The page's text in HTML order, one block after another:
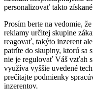
personalizovať takto
Prosím berte na vedomie,
reklamy určitej skupine
reagovať, takýto inzerent
patríte do skupiny, ktorú sa
nie je regulovať Váš vzťah
využíva vyššie uvedené
prečítajte podmienky
inzerentov.